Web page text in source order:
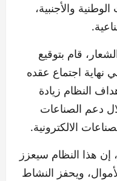
والأجنبية،
قام بتوقيع
نهاية اجتماع عقده
النظام زيادة
دعم الصناعات
الالكترونية.
إن هذا النظام سيعزز
ويحفز النشاط